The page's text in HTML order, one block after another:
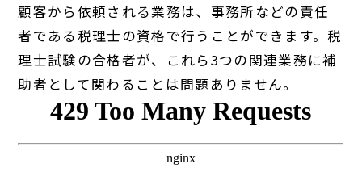
顧客から依頼される業務は、事務所などの責任
者である税理士の資格で行うことができます。税
理士試験の合格者が、これら3つの関連業務に補
助者として関わることは問題ありません。